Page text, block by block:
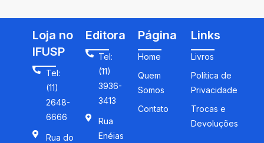
Loja no
IFUSP
Tel:
(11)
2648-
6666
Rua do
Editora
Tel:
(11)
3936-
3413
Rua
Enéias
Página
Home
Quem
Somos
Contato
Links
Livros
Política de
Privacidade
Trocas e
Devoluções